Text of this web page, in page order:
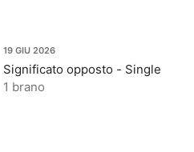
19 GIU 2026
Significato opposto - Single
1 brano